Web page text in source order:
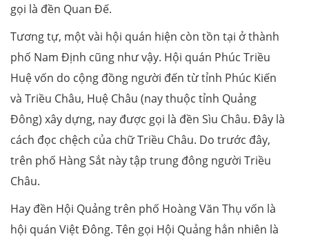
gọi là đền Quan Đế.
Tương tự, một vài hội quán hiện còn tồn tại ở thành
phố Nam Định cũng như vậy. Hội quán Phúc Triều
Huệ vốn do cộng đồng người đến từ tỉnh Phúc Kiến
và Triều Châu, Huệ Châu (nay thuộc tỉnh Quảng
Đông) xây dựng, nay được gọi là đền Sìu Châu. Đây là
cách đọc chệch của chữ Triều Châu. Do trước đây,
trên phố Hàng Sắt này tập trung đông người Triều
Châu.
Hay đền Hội Quảng trên phố Hoàng Văn Thụ vốn là
hội quán Việt Đông. Tên gọi Hội Quảng hẳn nhiên là